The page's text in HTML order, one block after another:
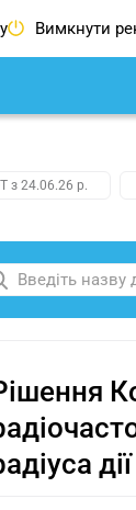
Вимкнути
з 24.06.26 р.
дії